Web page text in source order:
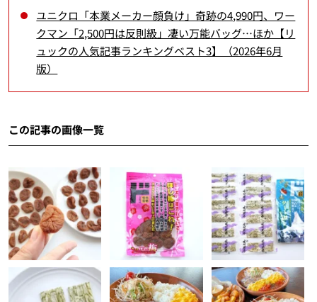
ユニクロ「本業メーカー顔負け」奇跡の4,990円、ワー
クマン「2,500円は反則級」凄い万能バッグ…ほか【リ
ュックの人気記事ランキングベスト3】（2026年6月
版）
この記事の画像一覧